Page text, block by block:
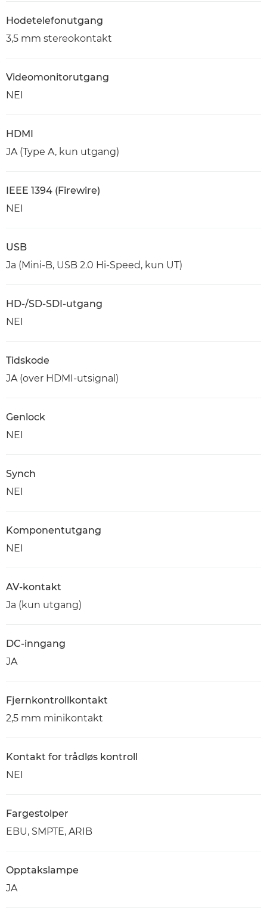
Hodetelefonutgang
3,5 mm stereokontakt
Videomonitorutgang
NEI
HDMI
JA (Type A, kun utgang)
IEEE 1394 (Firewire)
NEI
USB
Ja (Mini-B, USB 2.0 Hi-Speed, kun UT)
HD-/SD-SDI-utgang
NEI
Tidskode
JA (over HDMI-utsignal)
Genlock
NEI
Synch
NEI
Komponentutgang
NEI
AV-kontakt
Ja (kun utgang)
DC-inngang
JA
Fjernkontrollkontakt
2,5 mm minikontakt
Kontakt for trådløs kontroll
NEI
Fargestolper
EBU, SMPTE, ARIB
Opptakslampe
JA